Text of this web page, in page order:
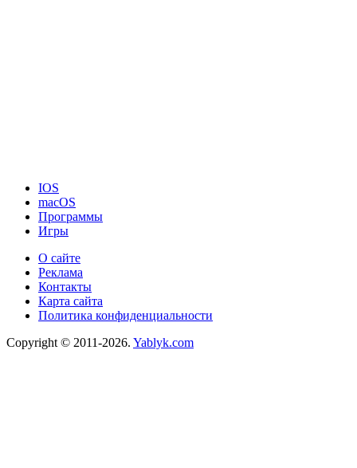
IOS
macOS
Программы
Игры
О сайте
Реклама
Контакты
Карта сайта
Политика конфиденциальности
Copyright © 2011-2026. Yablyk.сom